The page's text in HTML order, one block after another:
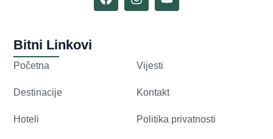
Bitni Linkovi
Početna
Destinacije
Hoteli
Vijesti
Kontakt
Politika privatnosti